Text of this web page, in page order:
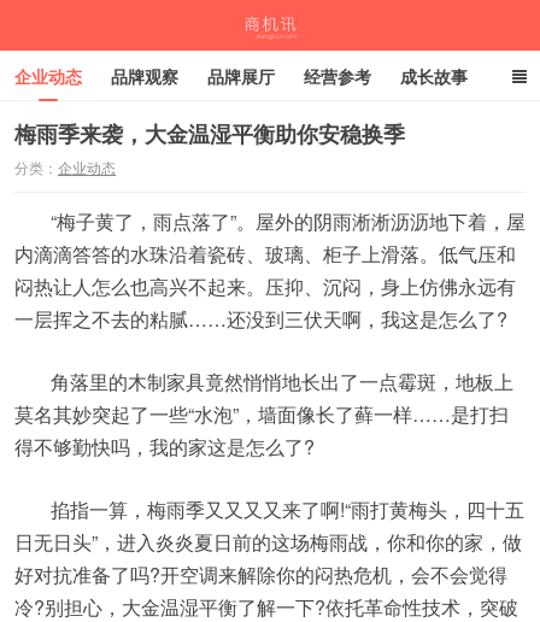
企业动态 品牌观察 品牌展厅 经营参考 成长故事
深度观察 伙伴计划
梅雨季来袭，大金温湿平衡助你安稳换季
分类： 企业动态
“梅子黄了，雨点落了”。屋外的阴雨淅淅沥沥地下着，屋
内滴滴答答的水珠沿着瓷砖、玻璃、柜子上滑落。低气压和
闷热让人怎么也高兴不起来。压抑、沉闷，身上仿佛永远有
一层挥之不去的粘腻……还没到三伏天啊，我这是怎么了?
角落里的木制家具竟然悄悄地长出了一点霉斑，地板上
莫名其妙突起了一些“水泡”，墙面像长了藓一样……是打扫
得不够勤快吗，我的家这是怎么了?
掐指一算，梅雨季又又又又来了啊!“雨打黄梅头，四十五
日无日头”，进入炎炎夏日前的这场梅雨战，你和你的家，做
好对抗准备了吗?开空调来解除你的闷热危机，会不会觉得
冷?别担心，大金温湿平衡了解一下?依托革命性技术，突破